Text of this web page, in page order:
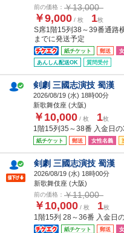
前の価格： ￥13,000
￥9,000 / 枚 1枚
S席1階15列38～39番通路
までに発送予定
紙チケット 郵送
あんしん配送OK
質問受付
剣劇 三國志演技 蜀漢
2026/08/19 (水) 18時00分
新歌舞伎座 (大阪)
￥10,000 / 枚 1枚
1階15列35～38番 入金日
紙チケット 郵送 女性名義
剣劇 三國志演技 蜀漢
2026/08/19 (水) 18時00分
新歌舞伎座 (大阪)
前の価格： ￥11,000
￥10,000 / 枚 1枚
1階15列 28～36番 入金日
紙チケット 郵送